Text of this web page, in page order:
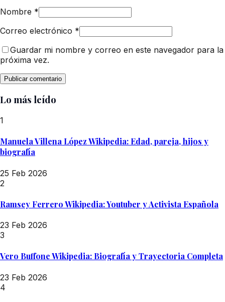
Nombre *
Correo electrónico *
Guardar mi nombre y correo en este navegador para la
próxima vez.
Lo más leído
1
Manuela Villena López Wikipedia: Edad, pareja, hijos y
biografía
25 Feb 2026
2
Ramsey Ferrero Wikipedia: Youtuber y Activista Española
23 Feb 2026
3
Vero Buffone Wikipedia: Biografía y Trayectoria Completa
23 Feb 2026
4